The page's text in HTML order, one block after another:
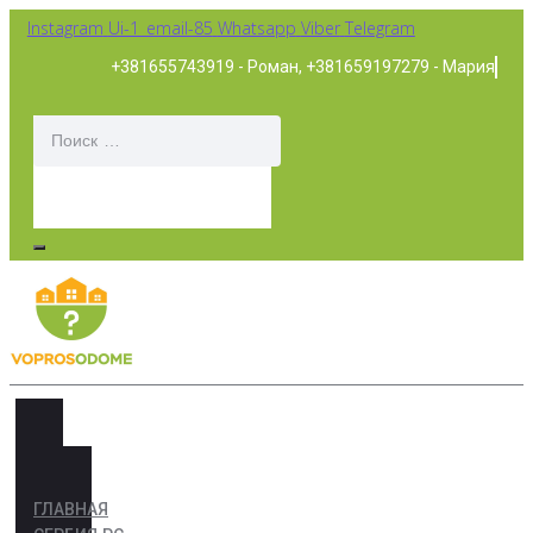
Перейти
Instagram Ui-1_email-85 Whatsapp Viber Telegram
+381655743919 - Роман, +381659197279 - Мария
ГЛАВНАЯ